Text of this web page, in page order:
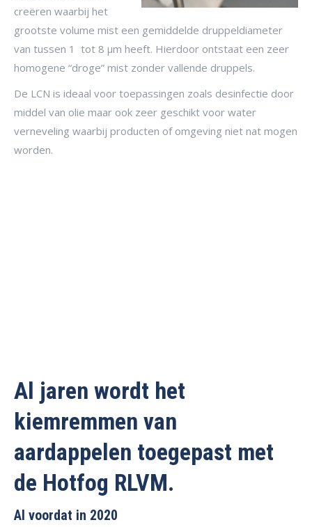
creëren waarbij het
grootste volume mist een gemiddelde druppeldiameter
van tussen 1 tot 8 μm heeft. Hierdoor ontstaat een zeer
homogene “droge” mist zonder vallende druppels.
De LCN is ideaal voor toepassingen zoals desinfectie door
middel van olie maar ook zeer geschikt voor water
verneveling waarbij producten of omgeving niet nat mogen
worden.
Al jaren wordt het
kiemremmen van
aardappelen toegepast met
de Hotfog RLVM.
Al voordat in 2020